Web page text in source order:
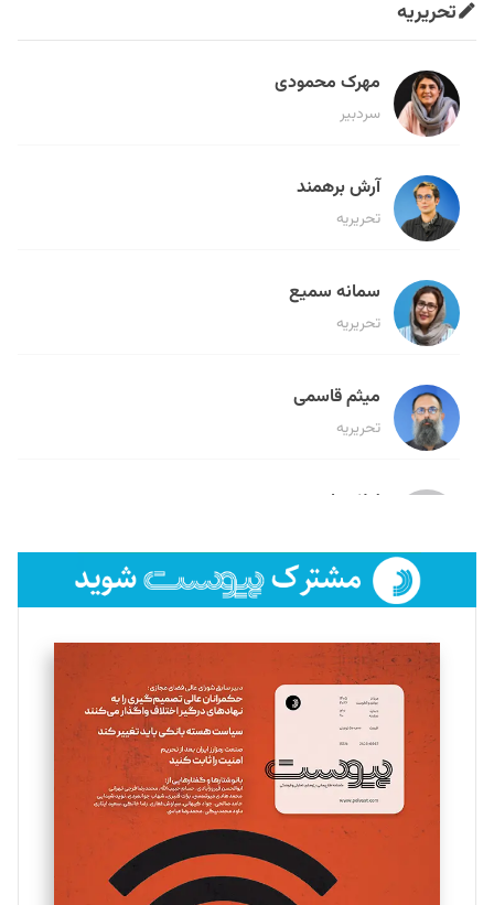
تحریریه
مهرک محمودی
سردبیر
آرش برهمند
تحریریه
سمانه سمیع
تحریریه
میثم قاسمی
تحریریه
لیلا حنارود
فائزه فتحی رستمی
تحریریه
سروش کرمیان
تحریریه
مینا پاکدل